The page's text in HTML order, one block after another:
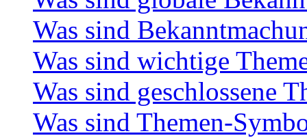
Was sind
Was sind wichtige
Was sind geschlossene
Was sind Themen-